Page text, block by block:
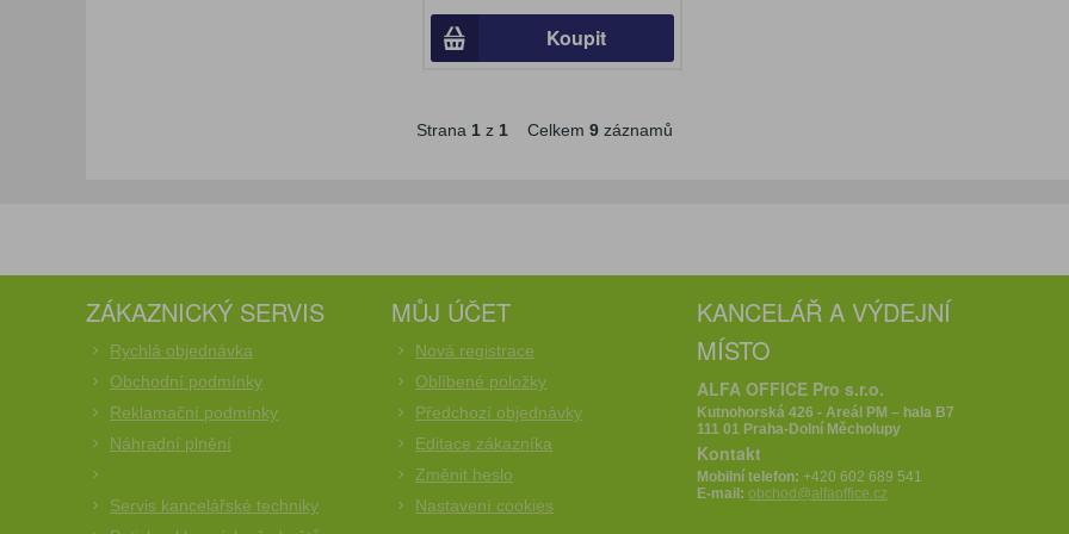
Koupit
Strana 1z 1Celkem 9záznamů
ZÁKAZNICKÝ SERVIS
Rychlá objednávka
Obchodní podmínky
Reklamační podmínky
Náhradní plnění
Servis kancelářské techniky
MŮJ ÚČET
Nová registrace
Oblíbené položky
Předchozí objednávky
Editace zákazníka
Změnit heslo
Nastavení cookies
KANCELÁŘ A VÝDEJNÍ
MÍSTO
ALFA OFFICE Pro s.r.o.
Kutnohorská 426 - Areál PM – hala B7
111 01 Praha-Dolní Měcholupy
Kontakt
Mobilní telefon:+420 602 689 541
E-mail:obchod@alfaoffice.cz